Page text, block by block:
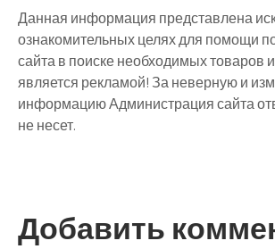
Данная информация представлена
ознакомительных целях для помощи
сайта в поиске необходимых товаров
является рекламой! За неверную и
информацию Администрация сайта
не несет.
Добавить